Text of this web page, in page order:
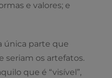
e valores; e
única parte que
seriam os artefatos.
que é “visível”,